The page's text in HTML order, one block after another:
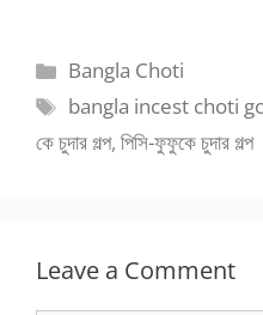
Categories
Bangla Choti
Tags
bangla incest choti
কে চুদার গল্প, পিসি-ফুফুকে চুদার গল্প
Leave a Comment